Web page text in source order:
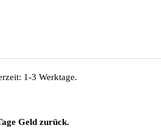
1-3 Werktage.
Geld zurück.